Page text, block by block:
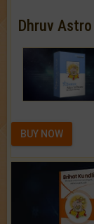
Dhruv
BUY NOW